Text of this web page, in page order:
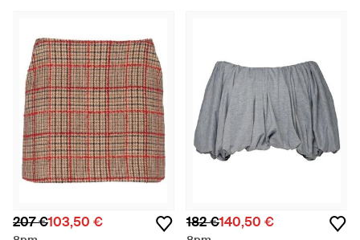
207 €103,50 € 182 €140,50 €